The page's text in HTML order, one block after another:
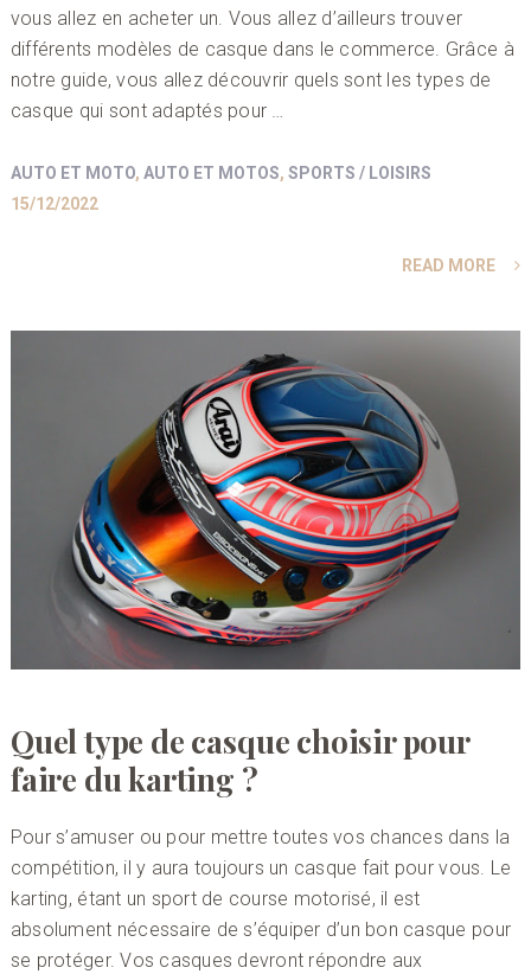
vous allez en acheter un. Vous allez d’ailleurs trouver
différents modèles de casque dans le commerce. Grâce à
notre guide, vous allez découvrir quels sont les types de
casque qui sont adaptés pour …
AUTO ET MOTO, AUTO ET MOTOS, SPORTS / LOISIRS
15/12/2022
READ MORE
Quel type de casque choisir pour
faire du karting ?
Pour s’amuser ou pour mettre toutes vos chances dans la
compétition, il y aura toujours un casque fait pour vous. Le
karting, étant un sport de course motorisé, il est
absolument nécessaire de s’équiper d’un bon casque pour
se protéger. Vos casques devront répondre aux